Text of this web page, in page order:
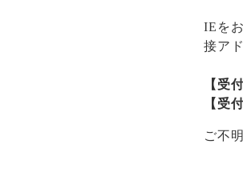
IEを
接ア
【受
【受
ご不